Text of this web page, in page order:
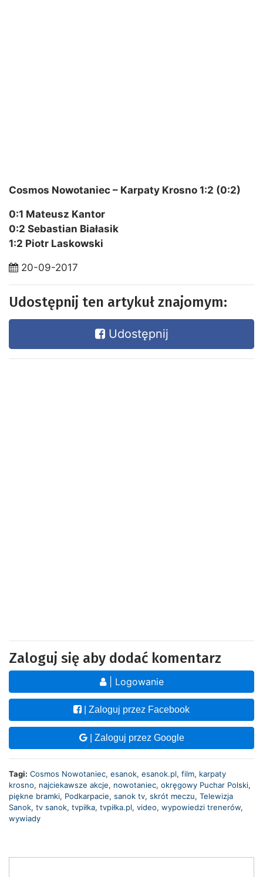
Cosmos Nowotaniec – Karpaty Krosno 1:2 (0:2)
0:1 Mateusz Kantor
0:2 Sebastian Białasik
1:2 Piotr Laskowski
20-09-2017
Udostępnij ten artykuł znajomym:
Udostępnij
Zaloguj się aby dodać komentarz
| Logowanie
| Zaloguj przez Facebook
| Zaloguj przez Google
Tagi: Cosmos Nowotaniec, esanok, esanok.pl, film, karpaty
krosno, najciekawsze akcje, nowotaniec, okręgowy Puchar Polski,
piękne bramki, Podkarpacie, sanok tv, skrót meczu, Telewizja
Sanok, tv sanok, tvpiłka, tvpiłka.pl, video, wypowiedzi trenerów,
wywiady